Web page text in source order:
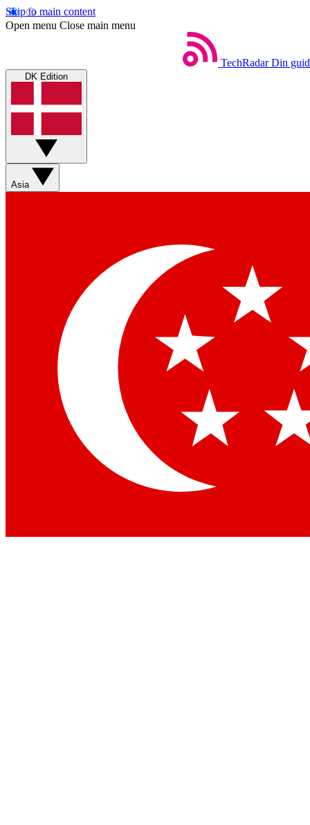
Skip to main content
Open menu Close main menu
TechRadar Din
DK Edition
Asia